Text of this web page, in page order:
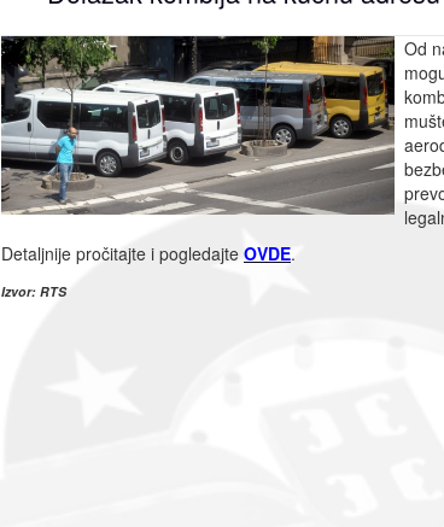
Od
Detaljnije pročitajte i pogledajte OVDE.
Izvor: RTS